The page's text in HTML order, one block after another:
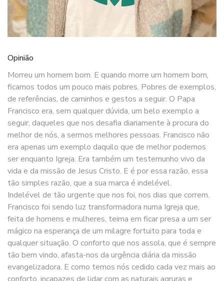
Opinião
Morreu um homem bom. E quando morre um homem bom,
ficamos todos um pouco mais pobres. Pobres de exemplos,
de referências, de caminhos e gestos a seguir. O Papa
Francisco era, sem qualquer dúvida, um belo exemplo a
seguir, daqueles que nos desafia diariamente à procura do
melhor de nós, a sermos melhores pessoas. Francisco não
era apenas um exemplo daquilo que de melhor podemos
ser enquanto Igreja. Era também um testemunho vivo da
vida e da missão de Jesus Cristo. E é por essa razão, essa
tão simples razão, que a sua marca é indelével.
Indelével de tão urgente que nos foi, nos dias que correm.
Francisco foi sendo luz transformadora numa Igreja que,
feita de homens e mulheres, teima em ficar presa a um ser
mágico na esperança de um milagre fortuito para toda e
qualquer situação. O conforto que nos assola, que é sempre
tão bem vindo, afasta-nos da urgência diária da missão
evangelizadora. E como temos nós cedido cada vez mais ao